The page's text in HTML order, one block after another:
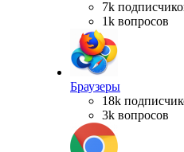
7k
1k вопросов
Браузеры
18k
3k вопросов